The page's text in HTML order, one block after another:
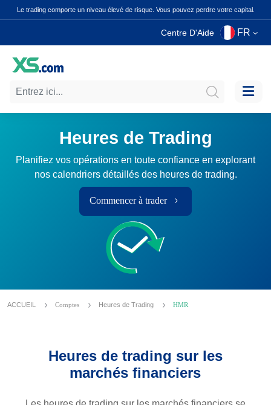
Le trading comporte un niveau élevé de risque. Vous pouvez perdre votre capital.
Centre D'Aide FR
Heures de Trading
Planifiez vos opérations en toute confiance en explorant
nos calendriers détaillés des heures de trading.
Commencer à trader
ACCUEIL Comptes Heures de Trading HMR
Heures de trading sur les
marchés financiers